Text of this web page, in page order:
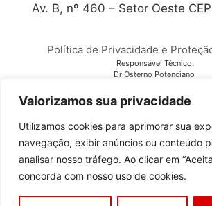
Valorizamos sua privacidade
Utilizamos cookies para aprimorar sua
navegação, exibir anúncios ou conteúdo
analisar nosso tráfego. Ao clicar em
concorda com nosso uso de cookies.
Av. B, nº 460 – Setor Oeste
Política de Privacidade e
Responsável Técnico:
Dr Osterno Potenciano
Laboratório Citocenter
CNPJ 03.810.678/0001-28
Copyright © 2023Citocenter. Todos os
Desenvolvido porGO!Sites